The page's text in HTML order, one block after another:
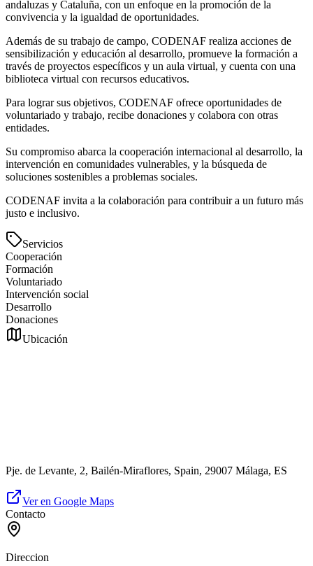
andaluzas y Cataluña, con un enfoque en la promoción de la
convivencia y la igualdad de oportunidades.
Además de su trabajo de campo, CODENAF realiza acciones de
sensibilización y educación al desarrollo, promueve la formación a
través de proyectos específicos y un aula virtual, y cuenta con una
biblioteca virtual con recursos educativos.
Para lograr sus objetivos, CODENAF ofrece oportunidades de
voluntariado y trabajo, recibe donaciones y colabora con otras
entidades.
Su compromiso abarca la cooperación internacional al desarrollo, la
intervención en comunidades vulnerables, y la búsqueda de
soluciones sostenibles a problemas sociales.
CODENAF invita a la colaboración para contribuir a un futuro más
justo e inclusivo.
Servicios
Cooperación
Formación
Voluntariado
Intervención social
Desarrollo
Donaciones
Ubicación
Pje. de Levante, 2, Bailén-Miraflores, Spain, 29007 Málaga, ES
Ver en Google Maps
Contacto
Direccion